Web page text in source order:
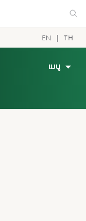
EN TH
เมนู